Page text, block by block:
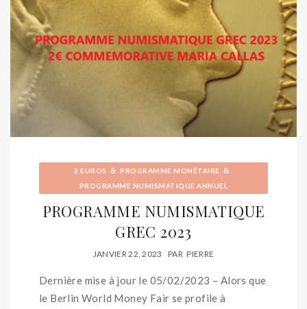
2 EUROS & PROGRAMME MONÉTAIRE &
PROGRAMME NUMISMATIQUE ANNUEL
PROGRAMME NUMISMATIQUE
GREC 2023
JANVIER 22, 2023 PAR PIERRE
Dernière mise à jour le 05/02/2023 – Alors que
le Berlin World Money Fair se profile à